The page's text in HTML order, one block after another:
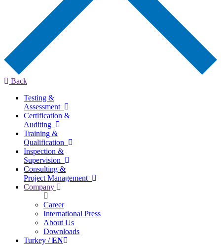
Back
Testing &
Assessment
Certification &
Auditing
Training &
Qualification
Inspection &
Supervision
Consulting &
Project Management
Company
Career
International Press
About Us
Downloads
Turkey /EN